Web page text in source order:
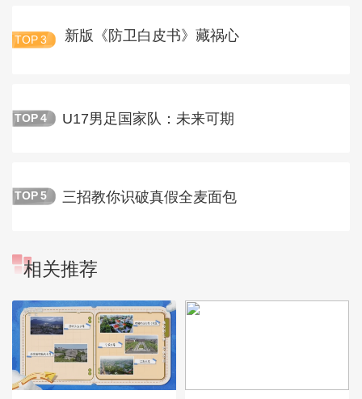
TOP 3 新版《防卫白皮书》藏祸心
TOP 4 U17男足国家队：未来可期
TOP 5 三招教你识破真假全麦面包
相关推荐